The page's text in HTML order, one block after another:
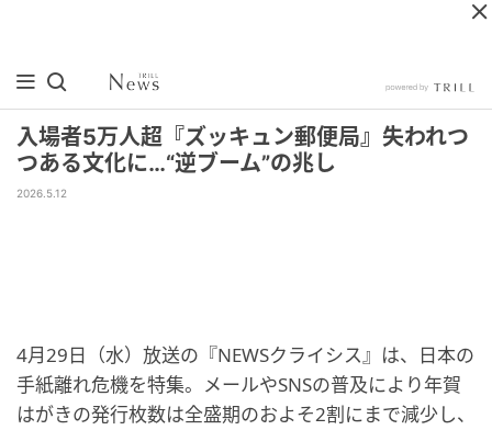
入場者5万人超『ズッキュン郵便局』失われつ
つある文化に…“逆ブーム”の兆し
2026.5.12
4月29日（水）放送の『NEWSクライシス』は、日本の
手紙離れ危機を特集。メールやSNSの普及により年賀
はがきの発行枚数は全盛期のおよそ2割にまで減少し、